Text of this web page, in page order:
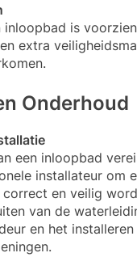
inloopbad is
extra
Onderhoud
een inloopbad
installateur om
en veilig
van de
en het